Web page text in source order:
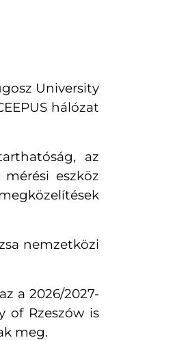
University
hálózat
az
eszköz
nemzetközi
a 2026/2027-
of Rzeszów is
meg.